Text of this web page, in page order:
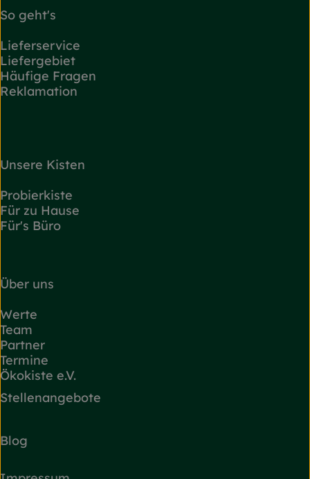
So geht's
Lieferservice
Liefergebiet
Häufige Fragen
Reklamation
Unsere Kisten
Probierkiste
Für zu Hause
Für's Büro
Über uns
Werte
Team
Partner
Termine
Ökokiste e.V.
Stellenangebote
Blog